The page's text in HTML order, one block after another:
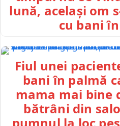
lună, același om
cu bani
Fiul unei
bani în palmă
mama mai bine
bătrâni din